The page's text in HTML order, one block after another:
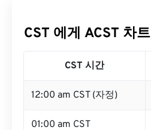
CST 에게 ACST 차트
CST 시간
12:00 am CST (자정)
01:00 am CST